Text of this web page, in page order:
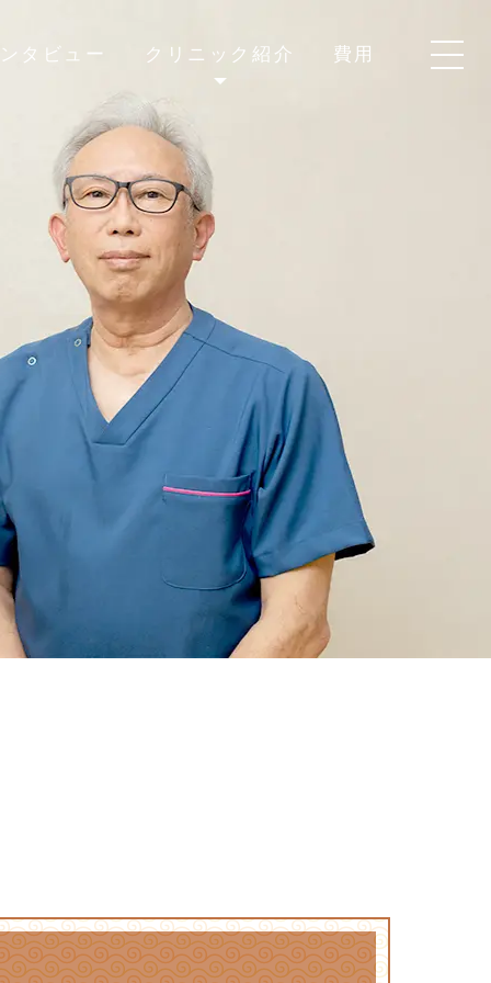
タビュー クリニック紹介 費用